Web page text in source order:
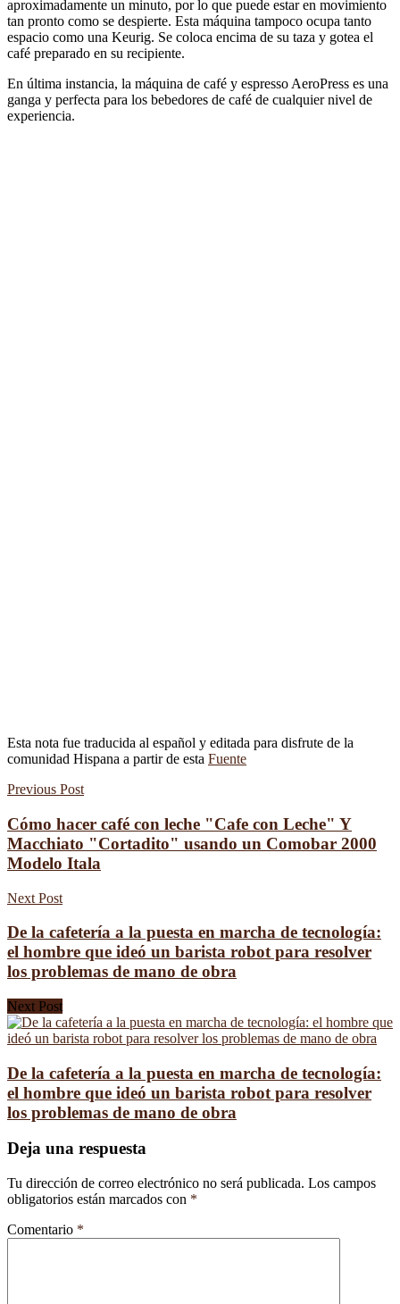
aproximadamente un minuto, por lo que puede estar en movimiento
tan pronto como se despierte. Esta máquina tampoco ocupa tanto
espacio como una Keurig. Se coloca encima de su taza y gotea el
café preparado en su recipiente.
En última instancia, la máquina de café y espresso AeroPress es una
ganga y perfecta para los bebedores de café de cualquier nivel de
experiencia.
Esta nota fue traducida al español y editada para disfrute de la
comunidad Hispana a partir de esta Fuente
Previous Post
Cómo hacer café con leche "Cafe con Leche" Y
Macchiato "Cortadito" usando un Comobar 2000
Modelo Itala
Next Post
De la cafetería a la puesta en marcha de tecnología:
el hombre que ideó un barista robot para resolver
los problemas de mano de obra
Next Post
De la cafetería a la puesta en marcha de tecnología:
el hombre que ideó un barista robot para resolver
los problemas de mano de obra
Deja una respuesta
Tu dirección de correo electrónico no será publicada. Los campos
obligatorios están marcados con *
Comentario *